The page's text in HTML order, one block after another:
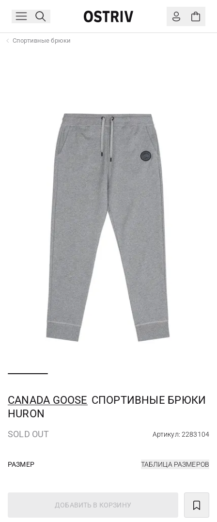
Спортивные брюки
CANADA GOOSE СПОРТИВНЫЕ БРЮКИ
HURON
SOLD OUT Артикул: 2283104
РАЗМЕР ТАБЛИЦА РАЗМЕРОВ
ДОБАВИТЬ В КОРЗИНУ